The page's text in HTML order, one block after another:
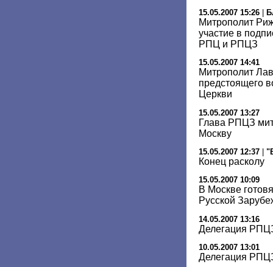
15.05.2007 15:26
Митрополит
участие в
РПЦ и РПЦЗ
15.05.2007 14:41
Митрополит
предстоящего
Церкви
15.05.2007 13:27
Глава РПЦЗ
Москву
15.05.2007 12:37
Конец расколу
15.05.2007 10:09
В Москве
Русской
14.05.2007 13:16
Делегация
10.05.2007 13:01
Делегация